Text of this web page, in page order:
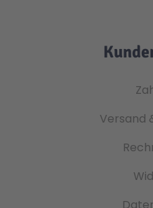
Versand